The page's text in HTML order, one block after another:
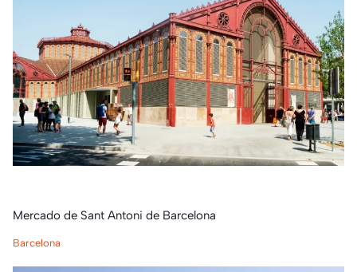
Mercado de Sant Antoni de Barcelona
Barcelona